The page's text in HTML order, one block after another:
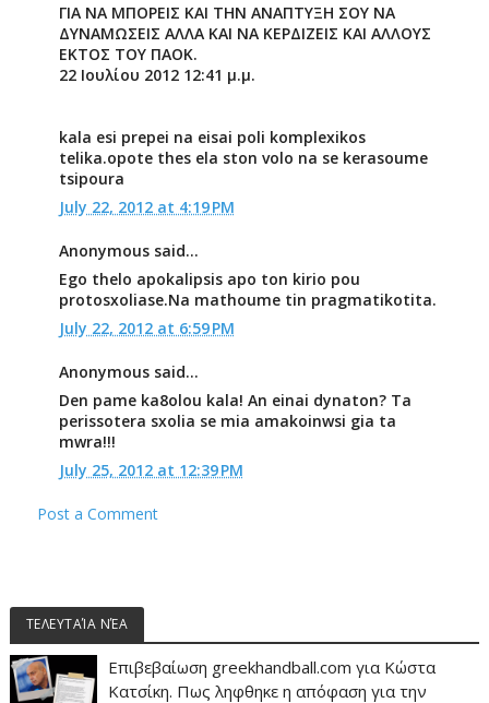
ΓΙΑ ΝΑ ΜΠΟΡΕΙΣ ΚΑΙ ΤΗΝ ΑΝΑΠΤΥΞΗ ΣΟΥ ΝΑ
ΔΥΝΑΜΩΣΕΙΣ ΑΛΛΑ ΚΑΙ ΝΑ ΚΕΡΔΙΖΕΙΣ ΚΑΙ ΑΛΛΟΥΣ
ΕΚΤΟΣ ΤΟΥ ΠΑΟΚ.
22 Ιουλίου 2012 12:41 μ.μ.
kala esi prepei na eisai poli komplexikos
telika.opote thes ela ston volo na se kerasoume
tsipoura
July 22, 2012 at 4:19 PM
Anonymous said...
Ego thelo apokalipsis apo ton kirio pou
protosxoliase.Na mathoume tin pragmatikotita.
July 22, 2012 at 6:59 PM
Anonymous said...
Den pame ka8olou kala! An einai dynaton? Ta
perissotera sxolia se mia amakoinwsi gia ta
mwra!!!
July 25, 2012 at 12:39 PM
Post a Comment
ΤΕΛΕΥΤΑΊΑ ΝΈΑ
Επιβεβαίωση greekhandball.com για Κώστα
Κατσίκη. Πως ληφθηκε η απόφαση για την